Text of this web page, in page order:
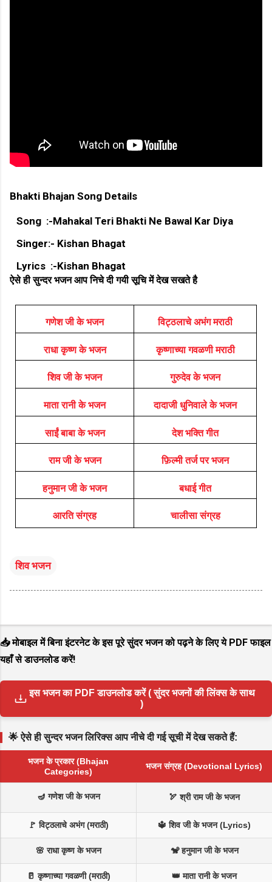
Bhakti Bhajan Song Details
Song :-Mahakal Teri Bhakti Ne Bawal Kar Diya
Singer:- Kishan Bhagat
Lyrics :-Kishan Bhagat
ऐसे ही सुन्दर भजन आप निचे दी गयी सूचि में देख सखते है
गणेश जी के भजन विट्ठलाचे अभंग मराठी
राधा कृष्ण के भजन कृष्णाच्या गवळणी मराठी
शिव जी के भजन गुरुदेव के भजन
माता रानी के भजन दादाजी धुनिवाले के भजन
साईं बाबा के भजन देश भक्ति गीत
राम जी के भजन फ़िल्मी तर्ज पर भजन
हनुमान जी के भजन बधाई गीत
आरति संग्रह चालीसा संग्रह
शिव भजन
📥 मोबाइल में बिना इंटरनेट के इस पूरे सुंदर भजन को पढ़ने के लिए ये PDF फाइल
यहाँ से डाउनलोड करें!
इस भजन का PDF डाउनलोड करें ( सुंदर भजनों की लिंक्स के साथ
)
🌟 ऐसे ही सुन्दर भजन लिरिक्स आप नीचे दी गई सूची में देख सकते हैं:
भजन के प्रकार (Bhajan
Categories)
भजन संग्रह (Devotional Lyrics)
🪔 गणेश जी के भजन 🏹 श्री राम जी के भजन
🚩 विट्ठलाचे अभंग (मराठी) 🔱 शिव जी के भजन (Lyrics)
🌸 राधा कृष्ण के भजन 🐒 हनुमान जी के भजन
🥛 कृष्णाच्या गवळणी (मराठी) 👑 माता रानी के भजन